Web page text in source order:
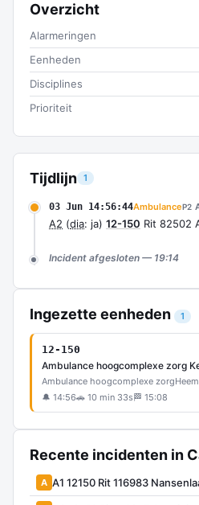
Tijdlijn 1
03 Jun 14:56:44AmbulanceP2
A2 (dia: ja) 12-150 Rit 82502
Incident afgesloten — 19:14
Ingezette eenheden 1
12-150
Ambulance hoogcomplexe zorg
Ambulance hoogcomplexe zorg
🔔 14:56🚗 10 min 33s 🏁 15:08
Recente incidenten in
A A1 12150 Rit 116983
Overzicht
Alarmeringen
Eenheden
Disciplines
Prioriteit